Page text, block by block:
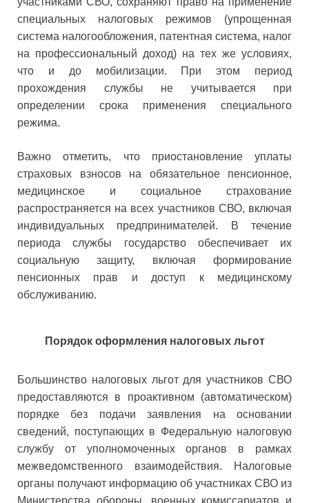
специальных налоговых режимов (упрощенная
система налогообложения, патентная система, налог
на профессиональный доход) на тех же условиях,
что и до мобилизации. При этом период
прохождения службы не учитывается при
определении срока применения специального
режима.
Важно отметить, что приостановление уплаты
страховых взносов на обязательное пенсионное,
медицинское и социальное страхование
распространяется на всех участников СВО, включая
индивидуальных предпринимателей. В течение
периода службы государство обеспечивает их
социальную защиту, включая формирование
пенсионных прав и доступ к медицинскому
обслуживанию.
Порядок оформления налоговых льгот
Большинство налоговых льгот для участников СВО
предоставляются в проактивном (автоматическом)
порядке без подачи заявления на основании
сведений, поступающих в Федеральную налоговую
службу от уполномоченных органов в рамках
межведомственного взаимодействия. Налоговые
органы получают информацию об участниках СВО из